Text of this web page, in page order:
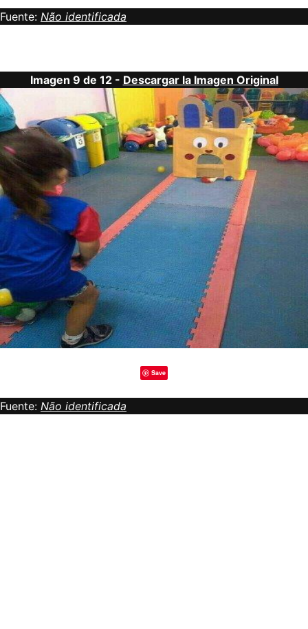
Fuente: Não identificada
Imagen 9 de 12 - Descargar la Imagen Original
Save
Fuente: Não identificada